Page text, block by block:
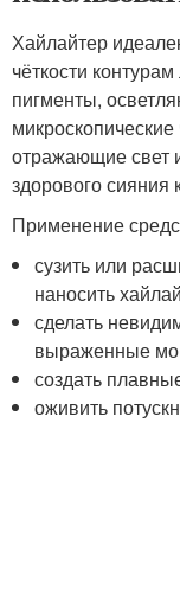
Хайлайтер
чёткости
пигменты,
отражающие свет
здорового сияния
Применение
сузить или
наносить
сделать
выраженные
создать
оживить